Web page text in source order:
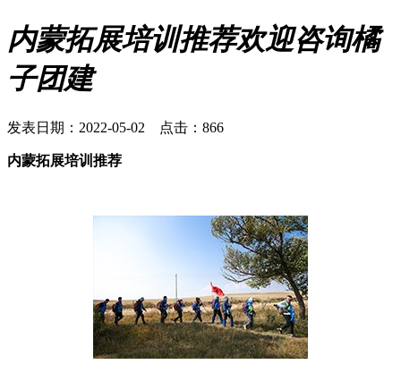
内蒙拓展培训推荐欢迎咨询橘
子团建
发表日期：2022-05-02 点击：866
内蒙拓展培训推荐